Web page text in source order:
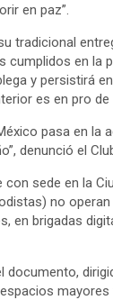
en paz”.
tradicional
cumplidos en la
y persistirá
es en pro
pasa en la
denunció el
con sede en la
no
en brigadas
documento,
mayores